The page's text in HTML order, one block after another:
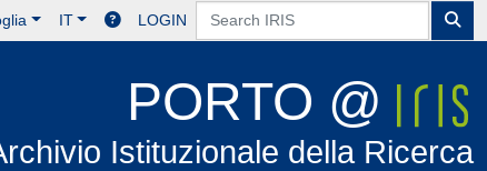
IT LOGIN
PORTO @
Istituzionale della Ricerca